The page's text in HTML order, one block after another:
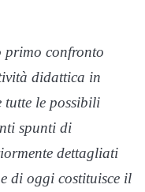
primo confronto
didattica in
tutte le possibili
spunti di
dettagliati
di oggi costituisce il